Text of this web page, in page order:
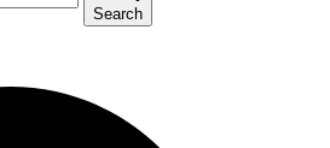
Search